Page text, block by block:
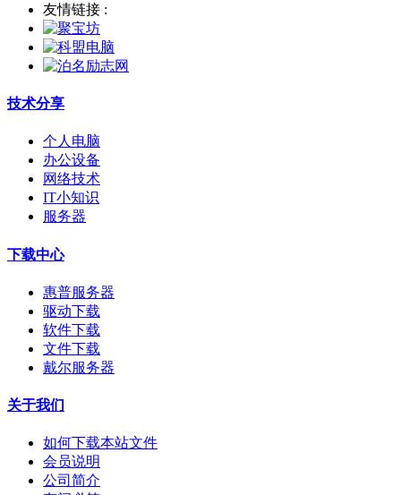
友情链接 :
技术分享
个人电脑
办公设备
网络技术
IT小知识
服务器
下载中心
惠普服务器
驱动下载
软件下载
文件下载
戴尔服务器
关于我们
如何下载本站文件
会员说明
公司简介